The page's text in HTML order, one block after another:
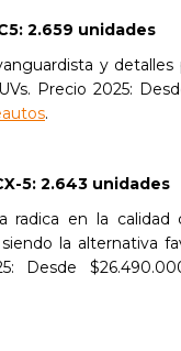
2.659 unidades
y
Precio 2025:
.
5: 2.643 unidades
radica en la
la alternativa
Desde